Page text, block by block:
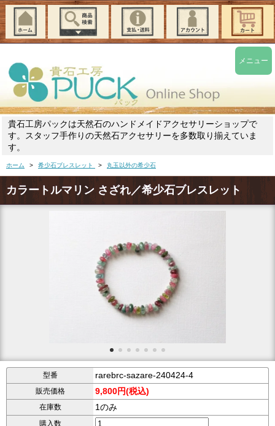
貴石工房パックは天然石のハンドメイドアクセサリーショップで
す。スタッフ手作りの天然石アクセサリーを多数取り揃えていま
す。
ホーム > 希少石ブレスレット > 丸玉以外の希少石
カラートルマリン さざれ／希少石ブレスレット
型番 rarebrc-sazare-240424-4
販売価格 9,800円(税込)
在庫数 1のみ
購入数
メニュー